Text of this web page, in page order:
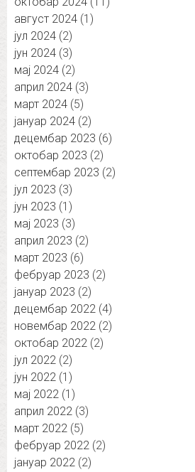
август 2024 (1)
јул 2024 (2)
јун 2024 (3)
мај 2024 (2)
април 2024 (3)
март 2024 (5)
јануар 2024 (2)
децембар 2023 (6)
октобар 2023 (2)
септембар 2023 (2)
јул 2023 (3)
јун 2023 (1)
мај 2023 (3)
април 2023 (2)
март 2023 (6)
фебруар 2023 (2)
јануар 2023 (2)
децембар 2022 (4)
новембар 2022 (2)
октобар 2022 (2)
јул 2022 (2)
јун 2022 (1)
мај 2022 (1)
април 2022 (3)
март 2022 (5)
фебруар 2022 (2)
јануар 2022 (2)